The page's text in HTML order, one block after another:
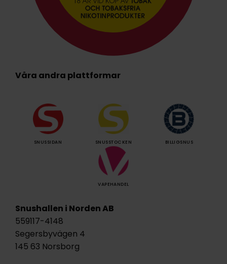
Våra andra plattformar
SNUSSIDAN SNUSSTOCKEN BILLIGSNUS
VAPEHANDEL
Snushallen i Norden AB
559117-4148
Segersbyvägen 4
145 63 Norsborg